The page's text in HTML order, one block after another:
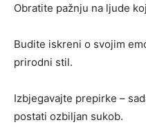
Obratite pažnju na ljude
Budite iskreni o svojim
prirodni stil.
Izbjegavajte prepirke –
postati ozbiljan sukob.